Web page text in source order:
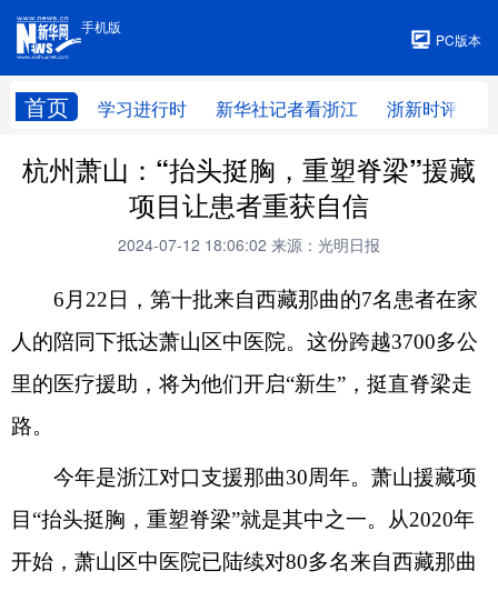
手机版
PC版本
首页 学习进行时 新华社记者看浙江 浙新时评
手机版
杭州萧山：“抬头挺胸，重塑脊梁”援藏
项目让患者重获自信
2024-07-12 18:06:02 来源：光明日报
6月22日，第十批来自西藏那曲的7名患者在家
人的陪同下抵达萧山区中医院。这份跨越3700多公
里的医疗援助，将为他们开启“新生”，挺直脊梁走
路。
今年是浙江对口支援那曲30周年。萧山援藏项
目“抬头挺胸，重塑脊梁”就是其中之一。从2020年
开始，萧山区中医院已陆续对80多名来自西藏那曲